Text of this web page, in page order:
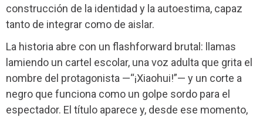
construcción de la identidad y la autoestima, capaz
tanto de integrar como de aislar.
La historia abre con un flashforward brutal: llamas
lamiendo un cartel escolar, una voz adulta que grita el
nombre del protagonista —“¡Xiaohui!”— y un corte a
negro que funciona como un golpe sordo para el
espectador. El título aparece y, desde ese momento,